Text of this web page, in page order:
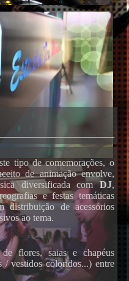
tipo de comemorações, o
de animação envolve,
diversificada comDJ,
e festas temáticas
distribuição de acessórios
ao tema.
flores, saias e chapéus
/ vestidos coloridos...) entre